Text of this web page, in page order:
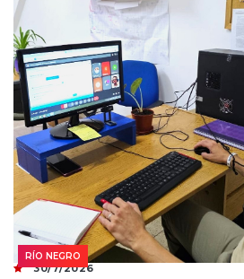
RÍO NEGRO
30/7/2026